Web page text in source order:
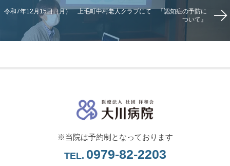
令和7年12月15日（月） 上毛町中村老人クラブにて 『認知症の予防に
ついて』
※当院は予約制となっております
TEL. 0979-82-2203